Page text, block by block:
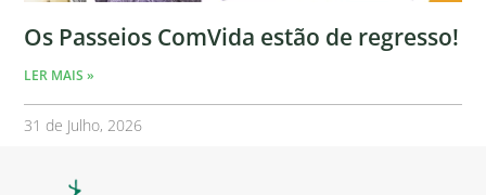
Os Passeios ComVida estão de regresso!
LER MAIS »
31 de Julho, 2026